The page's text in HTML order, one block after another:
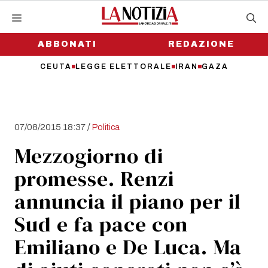
contenutoABBONATI
CEUTA LEGGE ELETTORALE IRAN GAZA
REDAZIONE
07/08/2015 18:37/Politica
Mezzogiorno di
promesse. Renzi
annuncia il piano per il
Sud e fa pace con
Emiliano e De Luca. Ma